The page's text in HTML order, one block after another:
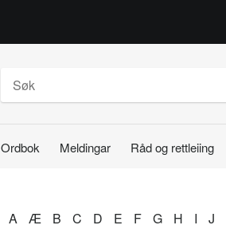
Ordbok Meldingar Råd og rettleiing
A Æ B C D E F G H I J